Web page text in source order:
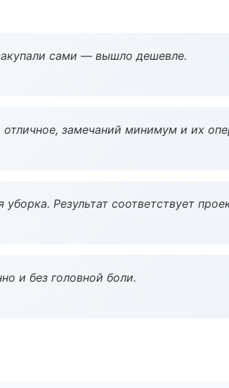
сами — вышло дешевле.
замечаний минимум и их
Результат соответствует
и без головной боли.